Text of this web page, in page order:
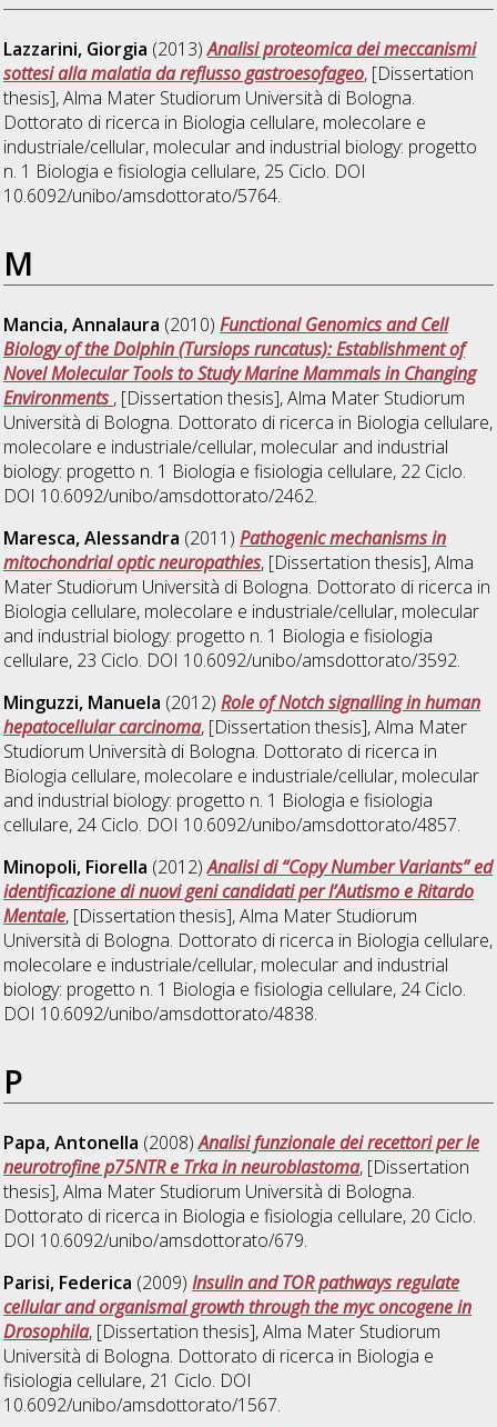
Lazzarini, Giorgia (2013)Analisi proteomica dei meccanismi
sottesi alla malatia da reflusso gastroesofageo, [Dissertation
thesis], Alma Mater Studiorum Università di Bologna.
Dottorato di ricerca in Biologia cellulare, molecolare e
industriale/cellular, molecular and industrial biology: progetto
n. 1 Biologia e fisiologia cellulare, 25 Ciclo. DOI
10.6092/unibo/amsdottorato/5764.
M
Mancia, Annalaura (2010)Functional Genomics and Cell
Biology of the Dolphin (Tursiops runcatus): Establishment of
Novel Molecular Tools to Study Marine Mammals in Changing
Environments , [Dissertation thesis], Alma Mater Studiorum
Università di Bologna. Dottorato di ricerca in Biologia cellulare,
molecolare e industriale/cellular, molecular and industrial
biology: progetto n. 1 Biologia e fisiologia cellulare, 22 Ciclo.
DOI 10.6092/unibo/amsdottorato/2462.
Maresca, Alessandra (2011)Pathogenic mechanisms in
mitochondrial optic neuropathies, [Dissertation thesis], Alma
Mater Studiorum Università di Bologna. Dottorato di ricerca in
Biologia cellulare, molecolare e industriale/cellular, molecular
and industrial biology: progetto n. 1 Biologia e fisiologia
cellulare, 23 Ciclo. DOI 10.6092/unibo/amsdottorato/3592.
Minguzzi, Manuela (2012)Role of Notch signalling in human
hepatocellular carcinoma, [Dissertation thesis], Alma Mater
Studiorum Università di Bologna. Dottorato di ricerca in
Biologia cellulare, molecolare e industriale/cellular, molecular
and industrial biology: progetto n. 1 Biologia e fisiologia
cellulare, 24 Ciclo. DOI 10.6092/unibo/amsdottorato/4857.
Minopoli, Fiorella (2012)Analisi di “Copy Number Variants” ed
identificazione di nuovi geni candidati per l’Autismo e Ritardo
Mentale, [Dissertation thesis], Alma Mater Studiorum
Università di Bologna. Dottorato di ricerca in Biologia cellulare,
molecolare e industriale/cellular, molecular and industrial
biology: progetto n. 1 Biologia e fisiologia cellulare, 24 Ciclo.
DOI 10.6092/unibo/amsdottorato/4838.
P
Papa, Antonella (2008)Analisi funzionale dei recettori per le
neurotrofine p75NTR e Trka in neuroblastoma, [Dissertation
thesis], Alma Mater Studiorum Università di Bologna.
Dottorato di ricerca in Biologia e fisiologia cellulare, 20 Ciclo.
DOI 10.6092/unibo/amsdottorato/679.
Parisi, Federica (2009)Insulin and TOR pathways regulate
cellular and organismal growth through the myc oncogene in
Drosophila, [Dissertation thesis], Alma Mater Studiorum
Università di Bologna. Dottorato di ricerca in Biologia e
fisiologia cellulare, 21 Ciclo. DOI
10.6092/unibo/amsdottorato/1567.